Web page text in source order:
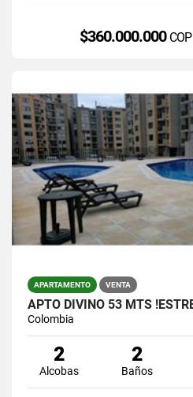
$360.000.000 COP
APARTAMENTO VENTA
Colombia
2
Alcobas
2
Baños